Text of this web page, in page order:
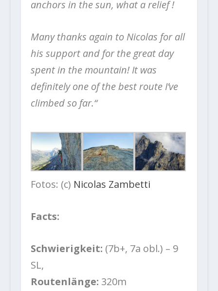
anchors in the sun, what a relief !
Many thanks again to Nicolas for all
his support and for the great day
spent in the mountain! It was
definitely one of the best route I’ve
climbed so far.“
Fotos: (c) Nicolas Zambetti
Facts:
Schwierigkeit: (7b+, 7a obl.) – 9
SL,
Routenlänge: 320m